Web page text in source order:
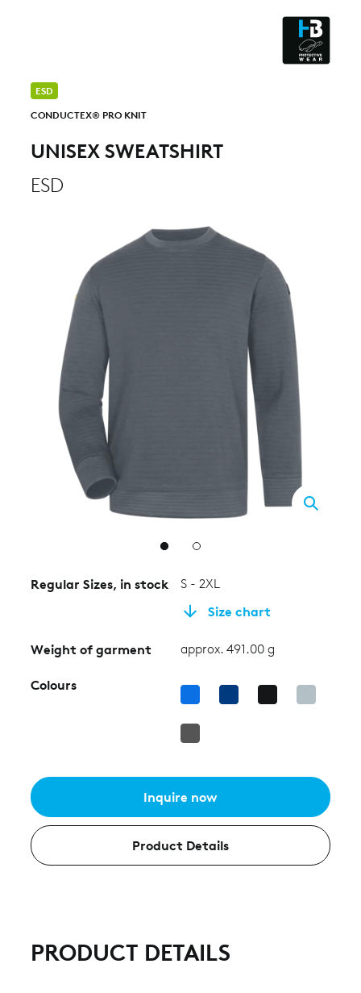
ESD
CONDUCTEX® PRO KNIT
UNISEX SWEATSHIRT
ESD
Regular Sizes, in stock S - 2XL
Size chart
Weight of garment approx. 491.00 g
Colours
Inquire now
Product Details
PRODUCT DETAILS